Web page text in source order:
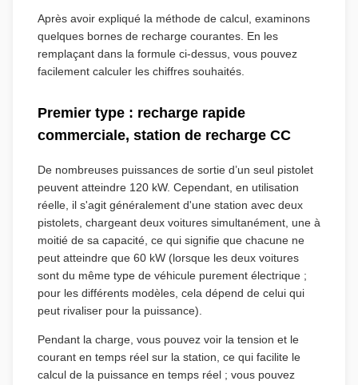
Après avoir expliqué la méthode de calcul, examinons
quelques bornes de recharge courantes. En les
remplaçant dans la formule ci-dessus, vous pouvez
facilement calculer les chiffres souhaités.
Premier type : recharge rapide
commerciale, station de recharge CC
De nombreuses puissances de sortie d’un seul pistolet
peuvent atteindre 120 kW. Cependant, en utilisation
réelle, il s'agit généralement d'une station avec deux
pistolets, chargeant deux voitures simultanément, une à
moitié de sa capacité, ce qui signifie que chacune ne
peut atteindre que 60 kW (lorsque les deux voitures
sont du même type de véhicule purement électrique ;
pour les différents modèles, cela dépend de celui qui
peut rivaliser pour la puissance).
Pendant la charge, vous pouvez voir la tension et le
courant en temps réel sur la station, ce qui facilite le
calcul de la puissance en temps réel ; vous pouvez